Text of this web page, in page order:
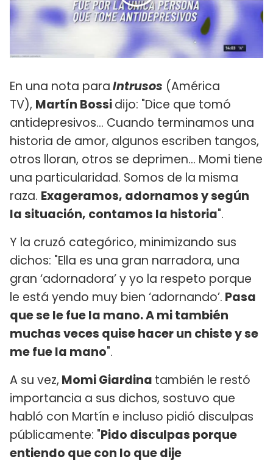
En una nota paraIntrusos (América
TV), Martín Bossidijo: "Dice que tomó
antidepresivos... Cuando terminamos una
historia de amor, algunos escriben tangos,
otros lloran, otros se deprimen... Momi tiene
una particularidad. Somos de la misma
raza. Exageramos, adornamos y según
la situación, contamos la historia".
Y la cruzó categórico, minimizando sus
dichos: "Ella es una gran narradora, una
gran ‘adornadora’ y yo la respeto porque
le está yendo muy bien ‘adornando’. Pasa
que se le fue la mano. A mi también
muchas veces quise hacer un chiste y se
me fue la mano".
A su vez, Momi Giardina también le restó
importancia a sus dichos, sostuvo que
habló con Martín e incluso pidió disculpas
públicamente: "Pido disculpas porque
entiendo que con lo que dije